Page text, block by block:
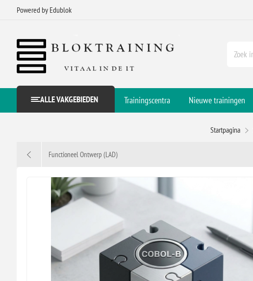
Powered by Edublok
ALLE VAKGEBIEDEN Trainingscentra Nieuwe trainingen
Startpagina
Functioneel Ontwerp (LAD)